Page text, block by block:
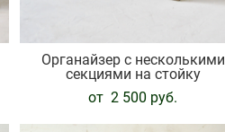
Органайзер с несколькими
секциями на стойку
от 2 500 pуб.